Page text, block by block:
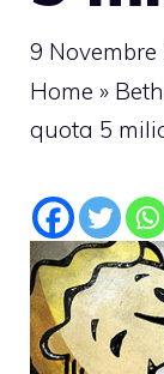
9 Novembre
Home »
quota 5